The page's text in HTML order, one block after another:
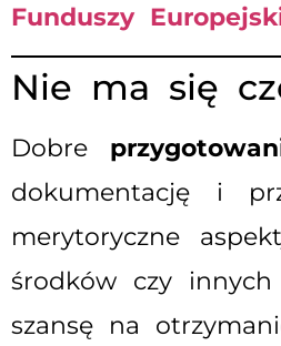
Funduszy
Nie ma się
Dobre
dokumentację i
merytoryczne
środków czy
szansę na